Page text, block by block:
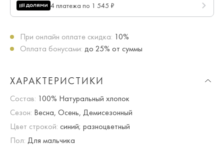
4 платежа по 1 545 ₽
При онлайн оплате скидка: 10%
Оплата бонусами: до 25% от суммы
ХАРАКТЕРИСТИКИ
Состав: 100% Натуральный хлопок
Сезон: Весна, Осень, Демисезонный
Цвет строкой: синий; разноцветный
Пол: Для мальчика